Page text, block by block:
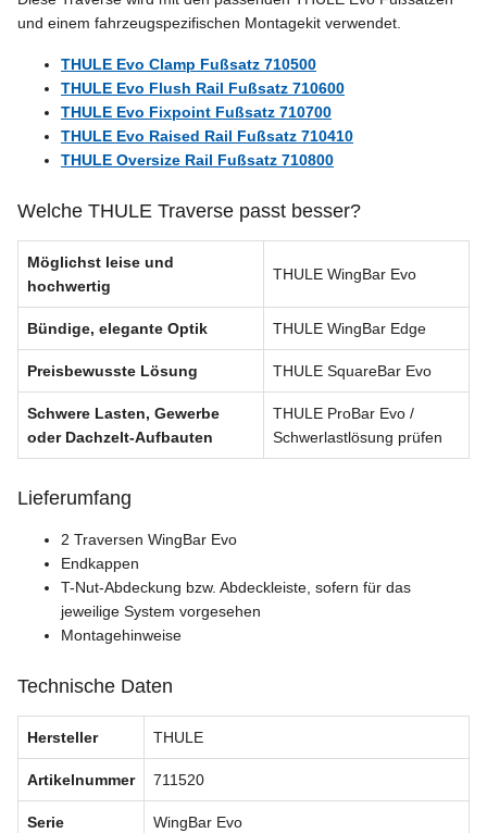
und einem fahrzeugspezifischen Montagekit verwendet.
THULE Evo Clamp Fußsatz 710500
THULE Evo Flush Rail Fußsatz 710600
THULE Evo Fixpoint Fußsatz 710700
THULE Evo Raised Rail Fußsatz 710410
THULE Oversize Rail Fußsatz 710800
Welche THULE Traverse passt besser?
Möglichst leise und
hochwertig
THULE WingBar Evo
Bündige, elegante Optik THULE WingBar Edge
Preisbewusste Lösung THULE SquareBar Evo
Schwere Lasten, Gewerbe
oder Dachzelt-Aufbauten
THULE ProBar Evo /
Schwerlastlösung prüfen
Lieferumfang
2 Traversen WingBar Evo
Endkappen
T-Nut-Abdeckung bzw. Abdeckleiste, sofern für das
jeweilige System vorgesehen
Montagehinweise
Technische Daten
Hersteller THULE
Artikelnummer 711520
Serie WingBar Evo